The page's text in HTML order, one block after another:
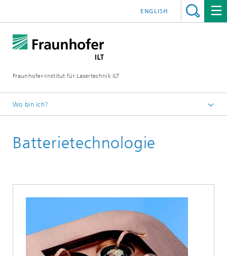
Fraunhofer-Institut für Lasertechnik ILT
ENGLISH
Wo bin ich?
Märkte
Batterietechnologie